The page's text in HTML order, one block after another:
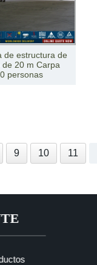
de estructura de
de 20 m Carpa
personas
9 10 11